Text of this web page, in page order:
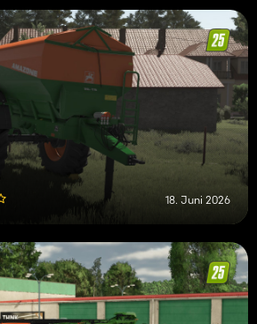
18. Juni 2026